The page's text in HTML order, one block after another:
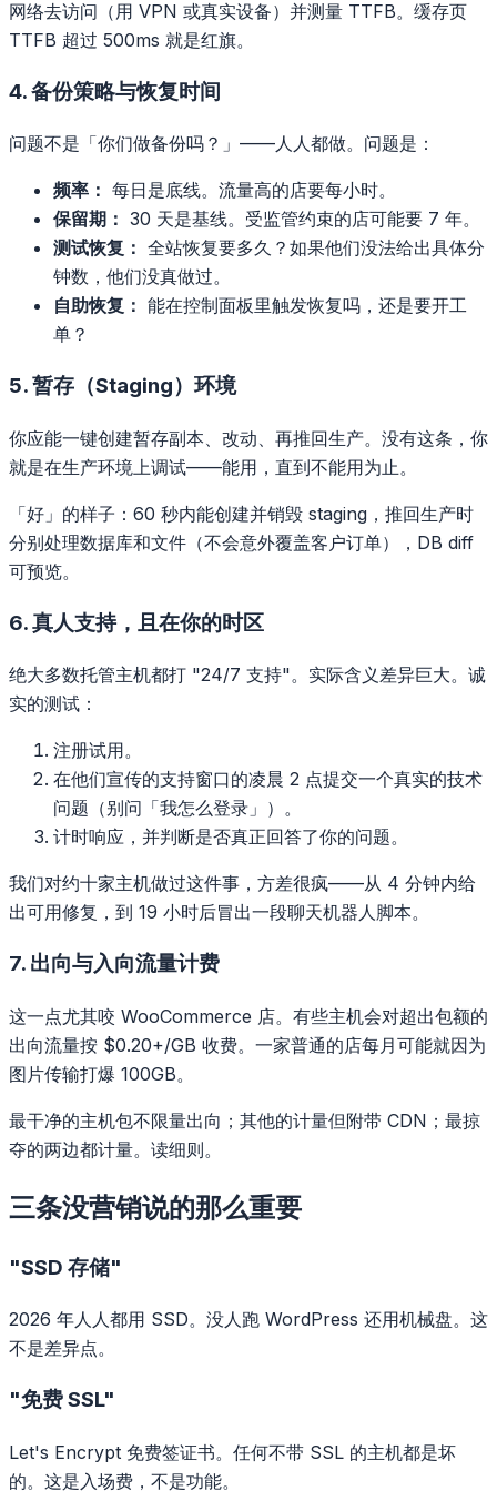
网络去访问（用 VPN 或真实设备）并测量 TTFB。缓存页
TTFB 超过 500ms 就是红旗。
4. 备份策略与恢复时间
问题不是「你们做备份吗？」——人人都做。问题是：
频率： 每日是底线。流量高的店要每小时。
保留期： 30 天是基线。受监管约束的店可能要 7 年。
测试恢复： 全站恢复要多久？如果他们没法给出具体分
钟数，他们没真做过。
自助恢复： 能在控制面板里触发恢复吗，还是要开工
单？
5. 暂存（Staging）环境
你应能一键创建暂存副本、改动、再推回生产。没有这条，你
就是在生产环境上调试——能用，直到不能用为止。
「好」的样子：60 秒内能创建并销毁 staging，推回生产时
分别处理数据库和文件（不会意外覆盖客户订单），DB diff
可预览。
6. 真人支持，且在你的时区
绝大多数托管主机都打 "24/7 支持"。实际含义差异巨大。诚
实的测试：
注册试用。
在他们宣传的支持窗口的凌晨 2 点提交一个真实的技术
问题（别问「我怎么登录」）。
计时响应，并判断是否真正回答了你的问题。
我们对约十家主机做过这件事，方差很疯——从 4 分钟内给
出可用修复，到 19 小时后冒出一段聊天机器人脚本。
7. 出向与入向流量计费
这一点尤其咬 WooCommerce 店。有些主机会对超出包额的
出向流量按 $0.20+/GB 收费。一家普通的店每月可能就因为
图片传输打爆 100GB。
最干净的主机包不限量出向；其他的计量但附带 CDN；最掠
夺的两边都计量。读细则。
三条没营销说的那么重要
"SSD 存储"
2026 年人人都用 SSD。没人跑 WordPress 还用机械盘。这
不是差异点。
"免费 SSL"
Let's Encrypt 免费签证书。任何不带 SSL 的主机都是坏
的。这是入场费，不是功能。